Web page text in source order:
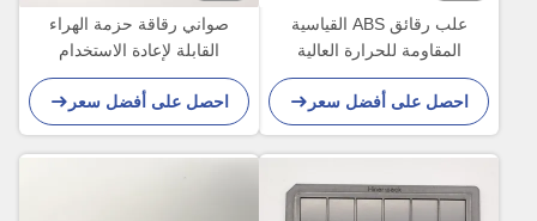
علب رقائق ABS القياسية
المقاومة للحرارة العالية
للمكونات الصغيرة
احصل على أفضل سعر
صواني رقاقة حزمة الهراء
القابلة لإعادة الاستخدام
المخصصة MPPO لقالب الويفر
احصل على أفضل سعر